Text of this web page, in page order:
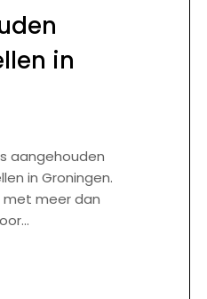
in
aangehouden
in Groningen.
met meer dan